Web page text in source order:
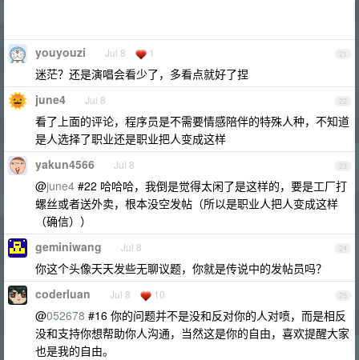
21
youyouzi Jul 8 1
迷茫？还是演唱会看少了，多看点就好了捏
22
june4 Jul 8
看了上面的评论，程序员是不需要情感陪伴的特殊人种，不知道
是人选择了职业还是职业把人变成这样
23
yakun4566 Jul 8
@june4 #22 哈哈哈，我倒是觉得太闲了是这样的，要是工厂打
螺丝或者送外卖，根本没空发帖（所以是职业人把人变成这样
（确信））
24
geminiwang Jul 8
你这个头像天天发些无聊议题，你就是传说中的发帖员吗？
25
coderluan Jul 8 10
@052678 #16 你的问题并不是没和反对你的人对喷，而是相反
没和支持你想帮助你人沟通，当然这是你的自由，喜欢提醒大家
也是我的自由。